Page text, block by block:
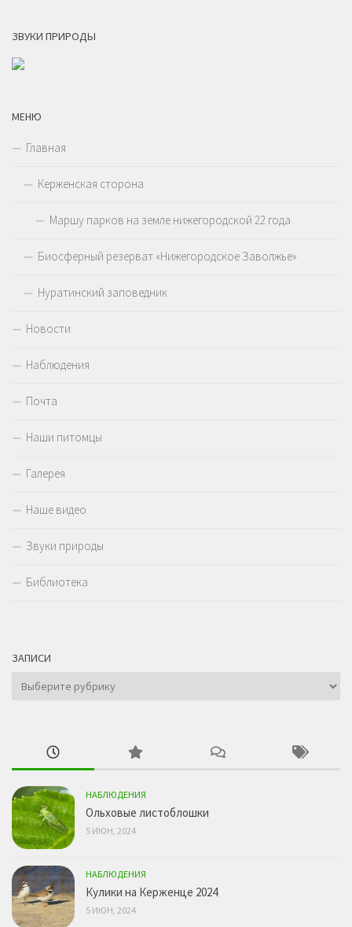
ЗВУКИ ПРИРОДЫ
МЕНЮ
Главная
Керженская сторона
Маршу парков на земле нижегородской 22 года
Биосферный резерват «Нижегородское Заволжье»
Нуратинский заповедник
Новости
Наблюдения
Почта
Наши питомцы
Галерея
Наше видео
Звуки природы
Библиотека
ЗАПИСИ
Записи
НАБЛЮДЕНИЯ
Ольховые листоблошки
5 ИЮН, 2024
НАБЛЮДЕНИЯ
Кулики на Керженце 2024
5 ИЮН, 2024